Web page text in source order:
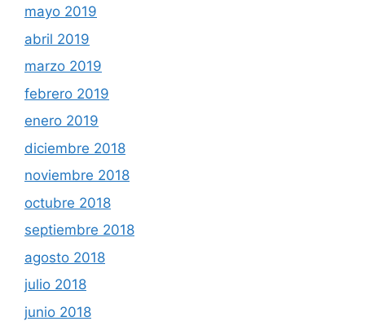
mayo 2019
abril 2019
marzo 2019
febrero 2019
enero 2019
diciembre 2018
noviembre 2018
octubre 2018
septiembre 2018
agosto 2018
julio 2018
junio 2018